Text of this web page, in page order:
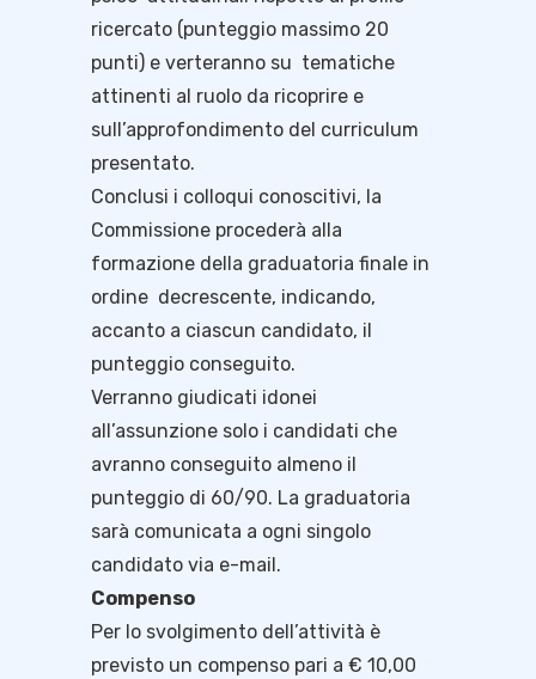
ricercato (punteggio massimo 20
punti) e verteranno su tematiche
attinenti al ruolo da ricoprire e
sull’approfondimento del curriculum
presentato.
Conclusi i colloqui conoscitivi, la
Commissione procederà alla
formazione della graduatoria finale in
ordine decrescente, indicando,
accanto a ciascun candidato, il
punteggio conseguito.
Verranno giudicati idonei
all’assunzione solo i candidati che
avranno conseguito almeno il
punteggio di 60/90. La graduatoria
sarà comunicata a ogni singolo
candidato via e-mail.
Compenso
Per lo svolgimento dell’attività è
previsto un compenso pari a € 10,00